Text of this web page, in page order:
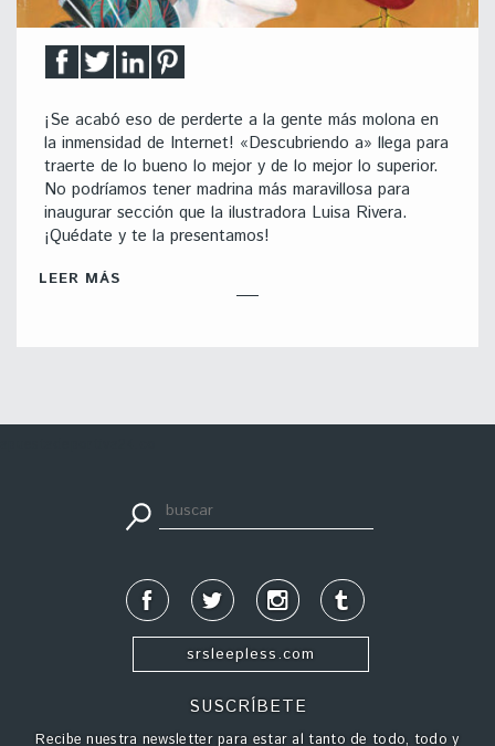
¡Se acabó eso de perderte a la gente más molona en
la inmensidad de Internet! «Descubriendo a» llega para
traerte de lo bueno lo mejor y de lo mejor lo superior.
No podríamos tener madrina más maravillosa para
inaugurar sección que la ilustradora Luisa Rivera.
¡Quédate y te la presentamos!
LEER MÁS
srsleepless.com
SUSCRÍBETE
Recibe nuestra newsletter para estar al tanto de todo, todo y